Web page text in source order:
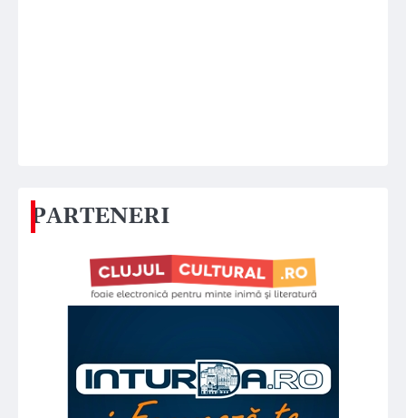
PARTENERI